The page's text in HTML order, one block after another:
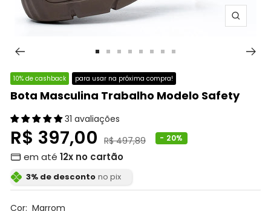
Zoom
ao
slide
1
ao
slide
2
ao
slide
3
ao
slide
4
ao
slide
5
ao
slide
6
ao
slide
7
ao
slide
8
10% de cashback para usar na próxima compra!
Bota Masculina Trabalho Modelo Safety
31 avaliações
Preço
promocional
R$ 397,00 Preço
normal
R$ 497,89 - 20%
em até 12x no cartão
3% de desconto no pix
Cor: Marrom